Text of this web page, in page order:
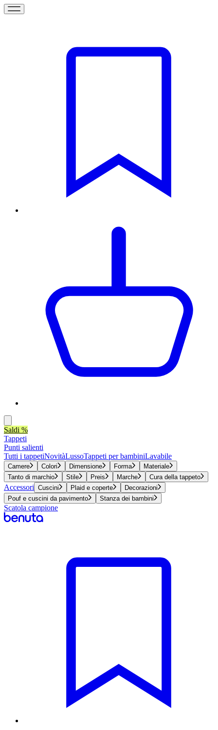
Saldi %
Tappeti
Punti salienti
Tutti i tappetiNovitàLussoTappeti per bambiniLavabile
Camere Colori Dimensione Forma
Materiale
Tanto di marchio
Stile Preis Marche Cura della tappeto
Accessori Cuscini Plaid e coperte
Decorazioni
Pouf e cuscini da pavimento
Stanza dei bambini
Scatola campione